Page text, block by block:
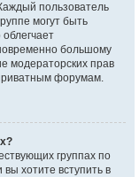
пользователь
могут быть
большому
модераторских прав
форумам.
группах по
хотите вступить в